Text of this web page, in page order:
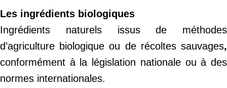
Les ingrédients biologiques
Ingrédients naturels issus de méthodes
d’agriculture biologique ou de récoltes sauvages,
conformément à la législation nationale ou à des
normes internationales.